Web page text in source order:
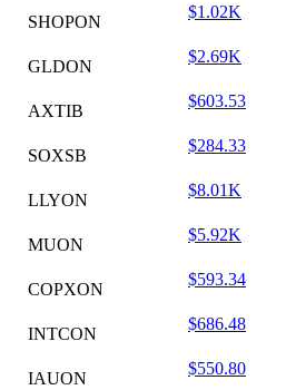
SHOPON
$1.02K
GLDON
$2.69K
AXTIB
$603.53
SOXSB
$284.33
LLYON
$8.01K
MUON
$5.92K
COPXON
$593.34
INTCON
$686.48
IAUON
$550.80